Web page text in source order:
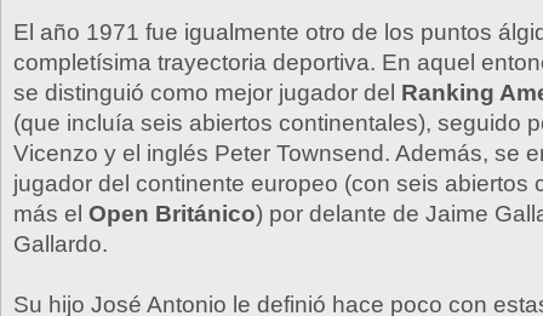
El año 1971 fue igualmente otro de los puntos
completísima trayectoria deportiva. En aquel
se distinguió como mejor jugador del Ranking
(que incluía seis abiertos continentales), seguido
Vicenzo y el inglés Peter Townsend. Además, se
jugador del continente europeo (con seis abiertos
más el Open Británico) por delante de Jaime
Gallardo.
Su hijo José Antonio le definió hace poco con